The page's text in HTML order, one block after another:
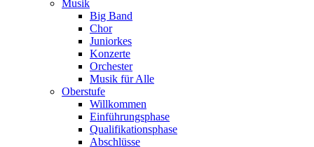
Musik
Big Band
Chor
Juniorkes
Konzerte
Orchester
Musik für Alle
Oberstufe
Willkommen
Einführungsphase
Qualifikationsphase
Abschlüsse